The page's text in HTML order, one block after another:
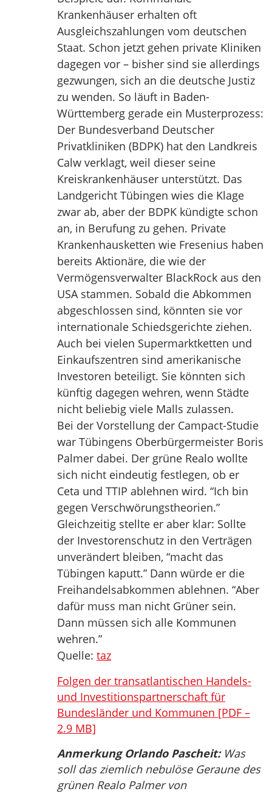
Krankenhäuser erhalten oft
Ausgleichszahlungen vom deutschen
Staat. Schon jetzt gehen private Kliniken
dagegen vor – bisher sind sie allerdings
gezwungen, sich an die deutsche Justiz
zu wenden. So läuft in Baden-
Württemberg gerade ein Musterprozess:
Der Bundesverband Deutscher
Privatkliniken (BDPK) hat den Landkreis
Calw verklagt, weil dieser seine
Kreiskrankenhäuser unterstützt. Das
Landgericht Tübingen wies die Klage
zwar ab, aber der BDPK kündigte schon
an, in Berufung zu gehen. Private
Krankenhausketten wie Fresenius haben
bereits Aktionäre, die wie der
Vermögensverwalter BlackRock aus den
USA stammen. Sobald die Abkommen
abgeschlossen sind, könnten sie vor
internationale Schiedsgerichte ziehen.
Auch bei vielen Supermarktketten und
Einkaufszentren sind amerikanische
Investoren beteiligt. Sie könnten sich
künftig dagegen wehren, wenn Städte
nicht beliebig viele Malls zulassen.
Bei der Vorstellung der Campact-Studie
war Tübingens Oberbürgermeister Boris
Palmer dabei. Der grüne Realo wollte
sich nicht eindeutig festlegen, ob er
Ceta und TTIP ablehnen wird. “Ich bin
gegen Verschwörungstheorien.”
Gleichzeitig stellte er aber klar: Sollte
der Investorenschutz in den Verträgen
unverändert bleiben, “macht das
Tübingen kaputt.” Dann würde er die
Freihandelsabkommen ablehnen. “Aber
dafür muss man nicht Grüner sein.
Dann müssen sich alle Kommunen
wehren.”
Quelle: taz
Folgen der transatlantischen Handels-
und Investitionspartnerschaft für
Bundesländer und Kommunen [PDF –
2.9 MB]
Anmerkung Orlando Pascheit:Was
soll das ziemlich nebulöse Geraune des
grünen Realo Palmer von